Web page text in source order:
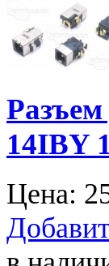
14IBY
Цена: